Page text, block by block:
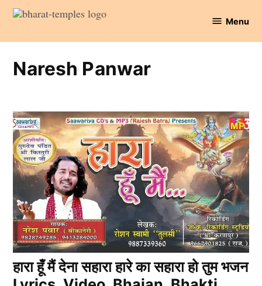
Skip
content
Temples
Menu
Naresh Panwar
हारा हूँ मैं देना सहारा हारे का सहारा हो तुम भजन